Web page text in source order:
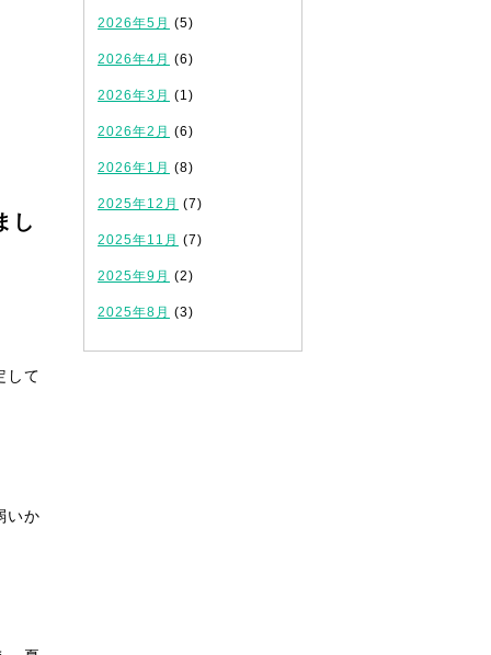
し
して
いか
2026年5月 (5)
2026年4月 (6)
2026年3月 (1)
2026年2月 (6)
2026年1月 (8)
2025年12月 (7)
2025年11月 (7)
2025年9月 (2)
2025年8月 (3)